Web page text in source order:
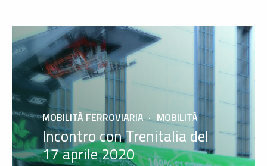
MOBILITÀ FERROVIARIA MOBILITÀ
Incontro con Trenitalia del
17 aprile 2020